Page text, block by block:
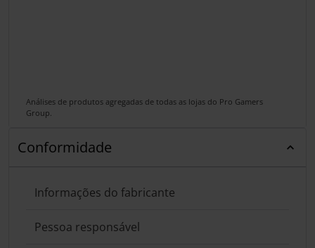
Análises de produtos agregadas de todas as lojas do Pro Gamers
Group.
Conformidade
Informações do fabricante
Pessoa responsável